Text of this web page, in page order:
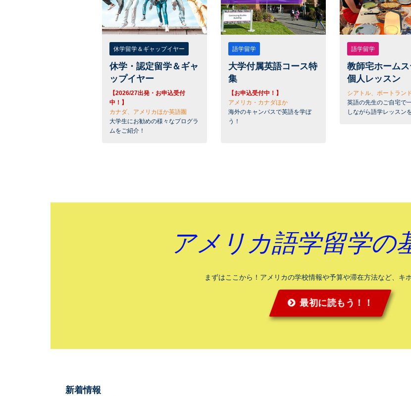
休学留学＆ギャップイヤー
休学・認定留学＆ギャ
ップイヤー
【2026/27出発・お申込受付
中！】
カナダ、アメリカほか英語圏
大学生にお勧めの様々なプログラ
ムをご紹介！
語学留学
大学付属英語コース特
集
【お申込受付中！】
アメリカ・カナダほか
海外のキャンパスで英語を学ぼ
う！
語学留学
教師宅ホームス
個人レッスン
シアトル、ポートラン
英語の先生のご自宅で
しながら語学レッスン
アメリカ語学留学の
まずはここから！アメリカの学校情報や予算や滞在方法など、キ
最初に読もう！！
新着情報